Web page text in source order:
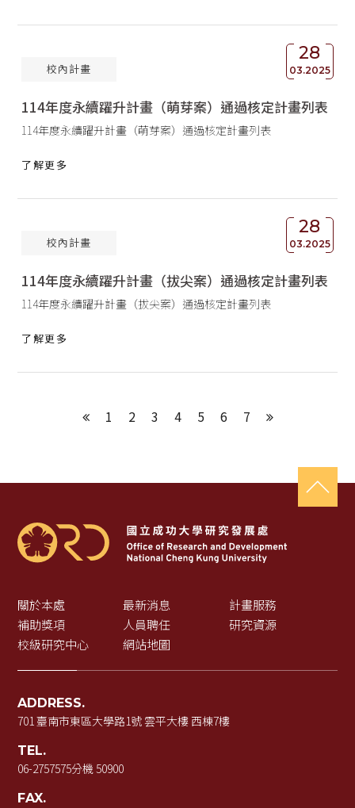
28
03.2025
校內計畫
114年度永續躍升計畫（萌芽案）通過核定計畫列表
114年度永續躍升計畫（萌芽案）通過核定計畫列表
了解更多
28
03.2025
校內計畫
114年度永續躍升計畫（拔尖案）通過核定計畫列表
114年度永續躍升計畫（拔尖案）通過核定計畫列表
了解更多
上一頁
1 2 3 4 5 6 7 下一頁
關於本處 最新消息
計畫服務
補助獎項
人員聘任
研究資源
校級研究中心
網站地圖
ADDRESS.
701 臺南市東區大學路1號 雲平大樓 西棟7樓
TEL.
06-2757575分機 50900
FAX.